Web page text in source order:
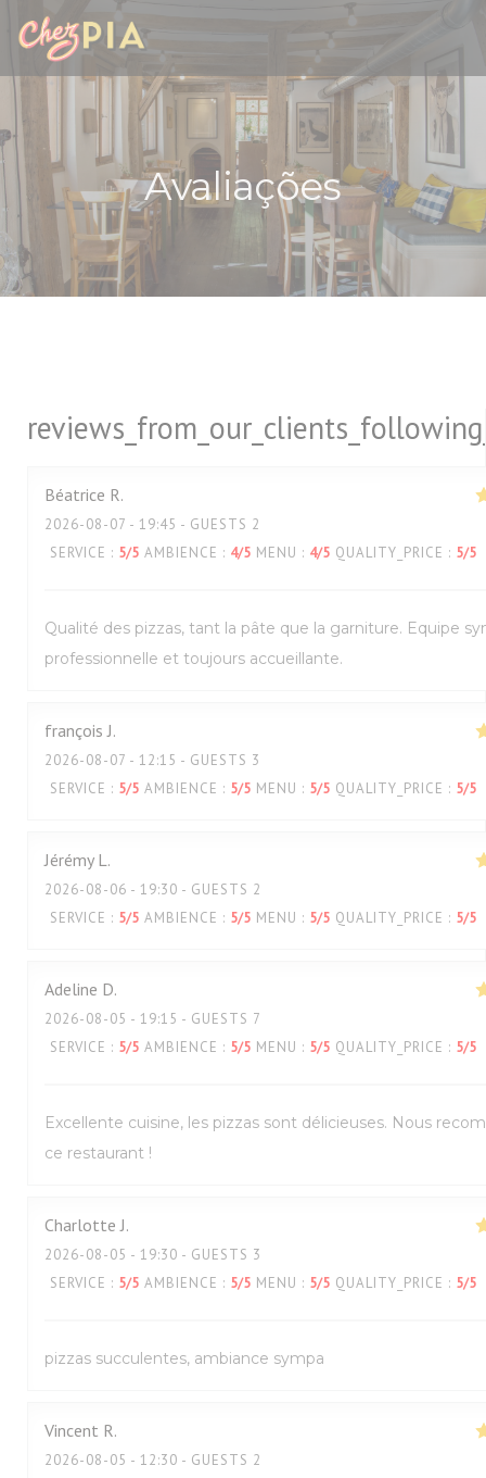
Painel de Gerenciamento de Cookies
Avaliações
Béatrice R
2026-08-07 - 19:45 - GUESTS 2
SERVICE : 5/5 AMBIENCE : 4/5 MENU : 4/5 QUALITY_PRICE : 5/5
Qualité des pizzas, tant la pâte que la garniture. Equipe
professionnelle et toujours accueillante.
françois J
2026-08-07 - 12:15 - GUESTS 3
SERVICE : 5/5 AMBIENCE : 5/5 MENU : 5/5 QUALITY_PRICE : 5/5
Jérémy L
2026-08-06 - 19:30 - GUESTS 2
SERVICE : 5/5 AMBIENCE : 5/5 MENU : 5/5 QUALITY_PRICE : 5/5
Adeline D
2026-08-05 - 19:15 - GUESTS 7
SERVICE : 5/5 AMBIENCE : 5/5 MENU : 5/5 QUALITY_PRICE : 5/5
Excellente cuisine, les pizzas sont délicieuses. Nous
ce restaurant !
Charlotte J
2026-08-05 - 19:30 - GUESTS 3
SERVICE : 5/5 AMBIENCE : 5/5 MENU : 5/5 QUALITY_PRICE : 5/5
pizzas succulentes, ambiance sympa
Vincent R
2026-08-05 - 12:30 - GUESTS 2